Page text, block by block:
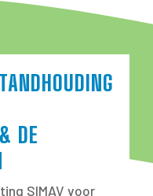
DE
SIMAV voor